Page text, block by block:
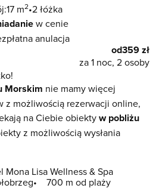
17 m2 2 łóżka
w cenie
anulacja
od359 zł
za 1 noc, 2 osoby
Morskim nie mamy więcej
z możliwością rezerwacji online,
na Ciebie obiektyw pobliżu
z możliwością wysłania
Mona Lisa Wellness & Spa
700 m od plaży